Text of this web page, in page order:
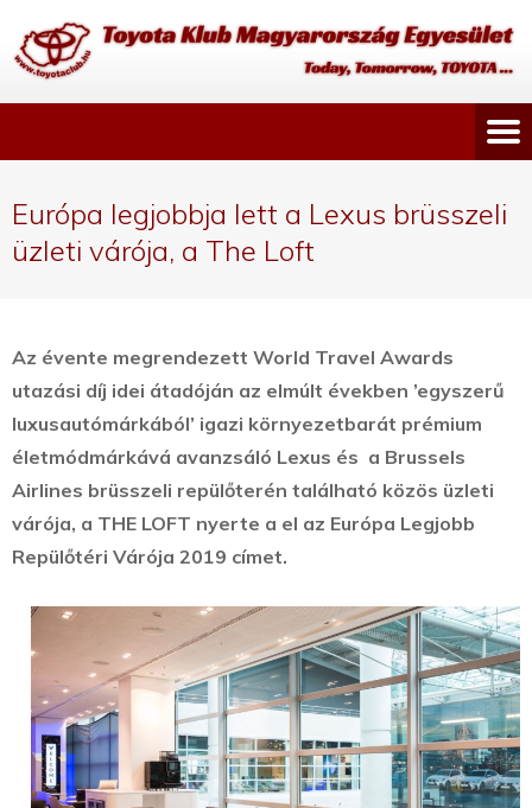
Európa legjobbja lett a Lexus brüsszeli
üzleti várója, a The Loft
Az évente megrendezett World Travel Awards
utazási díj idei átadóján az elmúlt években ’egyszerű
luxusautómárkából’ igazi környezetbarát prémium
életmódmárkává avanzsáló Lexus és a Brussels
Airlines brüsszeli repülőterén található közös üzleti
várója, a THE LOFT nyerte a el az Európa Legjobb
Repülőtéri Várója 2019 címet.